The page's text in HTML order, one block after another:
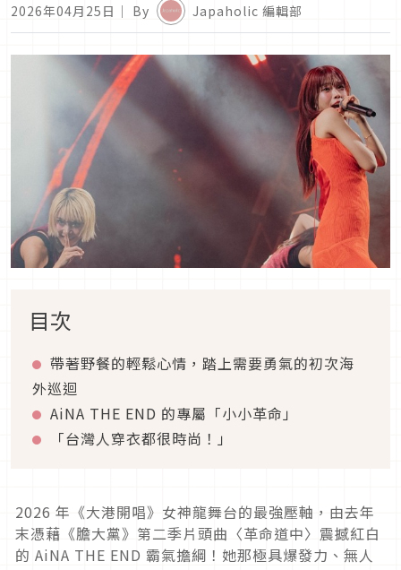
2026年04月25日 ｜ By Japaholic 編輯部
目次
帶著野餐的輕鬆心情，踏上需要勇氣的初次海
外巡迴
AiNA THE END 的專屬「小小革命」
「台灣人穿衣都很時尚！」
2026 年《大港開唱》女神龍舞台的最強壓軸，由去年
末憑藉《膽大黨》第二季片頭曲〈革命道中〉震撼紅白
的 AiNA THE END 霸氣擔綱！她那極具爆發力、無人